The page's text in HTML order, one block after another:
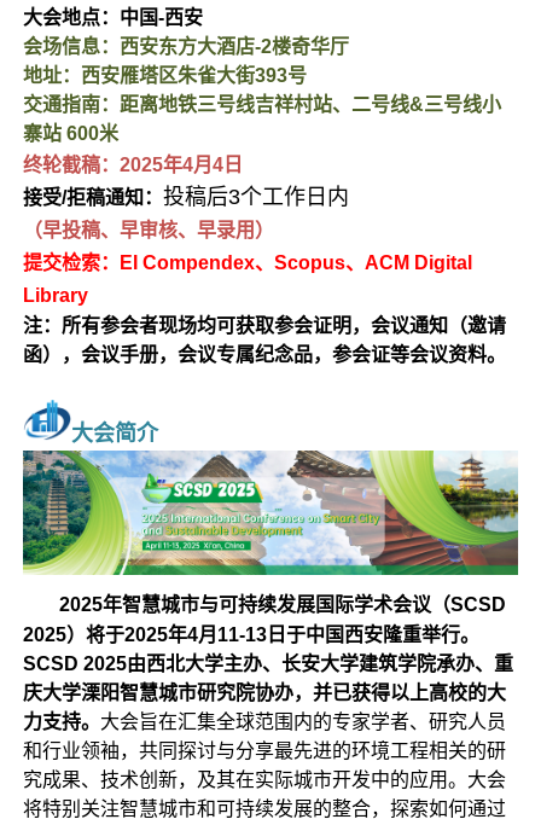
大会地点：中国-西安
会场信息：西安东方大酒店-2楼奇华厅
地址： 西安雁塔区朱雀大街393号
交通指南：距离地铁三号线吉祥村站、二号线&三号线小
寨站 600米
终轮截稿：2025年4月4日
接受/拒稿通知：投稿后3个工作日内
（早投稿、早审核、早录用）
提交检索：EI Compendex、Scopus、ACM Digital
Library
注：所有参会者现场均可获取参会证明，会议通知（邀请
函），会议手册，会议专属纪念品，参会证等会议资料。
大会简介
2025年智慧城市与可持续发展国际学术会议（SCSD
2025）将于2025年4月11-13日于中国西安隆重举行。
SCSD 2025由西北大学主办、长安大学建筑学院承办、重
庆大学溧阳智慧城市研究院协办，并已获得以上高校的大
力支持。 大会旨在汇集全球范围内的专家学者、研究人员
和行业领袖，共同探讨与分享最先进的环境工程相关的研
究成果、技术创新，及其在实际城市开发中的应用。大会
将特别关注智慧城市和可持续发展的整合，探索如何通过